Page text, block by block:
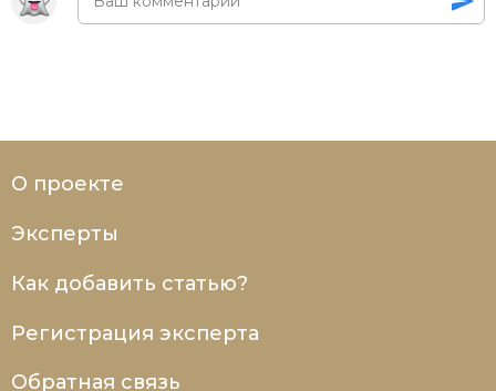
О проекте
Эксперты
Как добавить статью?
Регистрация эксперта
Обратная связь